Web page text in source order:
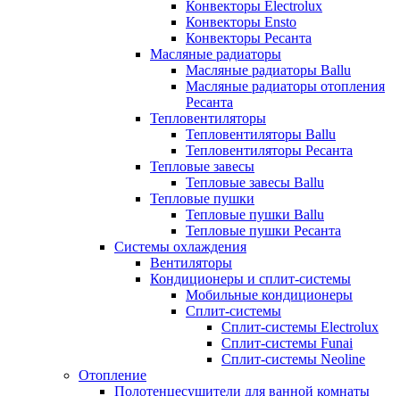
Конвекторы Electrolux
Конвекторы Ensto
Конвекторы Ресанта
Масляные радиаторы
Масляные радиаторы Ballu
Масляные радиаторы отопления
Ресанта
Тепловентиляторы
Тепловентиляторы Ballu
Тепловентиляторы Ресанта
Тепловые завесы
Тепловые завесы Ballu
Тепловые пушки
Тепловые пушки Ballu
Тепловые пушки Ресанта
Системы охлаждения
Вентиляторы
Кондиционеры и сплит-системы
Мобильные кондиционеры
Сплит-системы
Сплит-системы Electrolux
Сплит-системы Funai
Сплит-системы Neoline
Отопление
Полотенцесушители для ванной комнаты